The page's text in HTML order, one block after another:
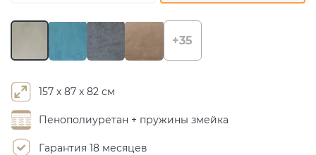
+35
157 х 87 х 82 см
Пенополиуретан + пружины змейка
Гарантия 18 месяцев